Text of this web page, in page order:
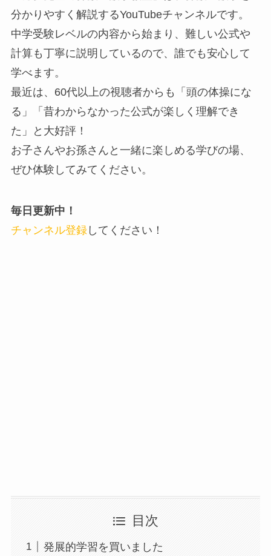
分かりやすく解説するYouTubeチャンネルです。
中学受験レベルの内容から始まり、難しい公式や
計算も丁寧に説明しているので、誰でも安心して
学べます。
最近は、60代以上の視聴者からも「頭の体操にな
る」「昔わからなかった公式が楽しく理解でき
た」と大好評！
お子さんやお孫さんと一緒に楽しめる学びの場、
ぜひ体験してみてください。
毎日更新中！
チャンネル登録してください！
目次
発展的学習を買いました